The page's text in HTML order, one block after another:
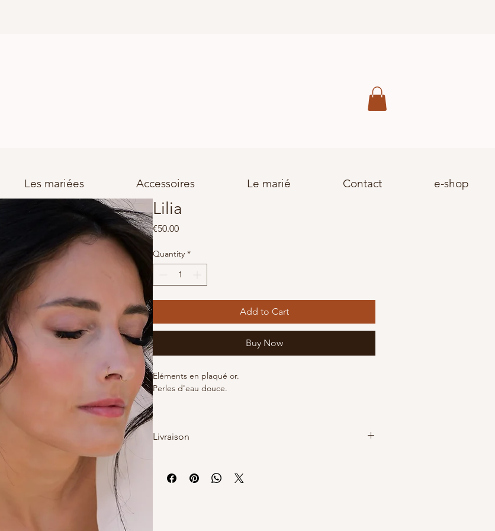
Les mariées Accessoires Le marié Contact e-shop
Lilia
€50.00Price
Quantity *
Add to Cart
Buy Now
Eléments en plaqué or.
Perles d'eau douce.
Livraison
Sous 10 jours ouvrés après validation de votre commande.